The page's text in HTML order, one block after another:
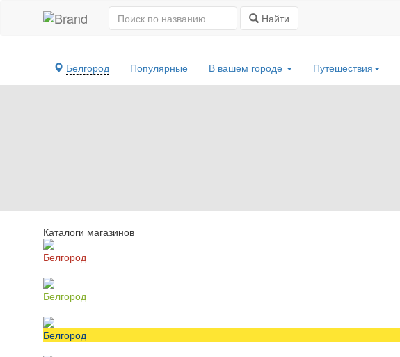
Найти
Белгород Популярные В вашем городе Путешествия
Каталоги магазинов
Белгород
Белгород
Белгород